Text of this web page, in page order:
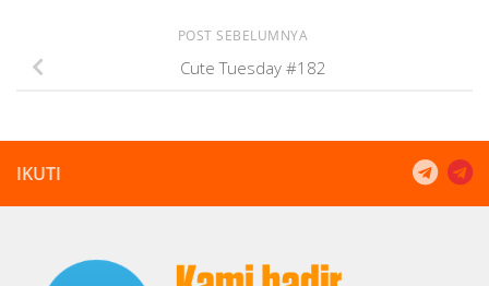
POST SEBELUMNYA
Cute Tuesday #182
IKUTI